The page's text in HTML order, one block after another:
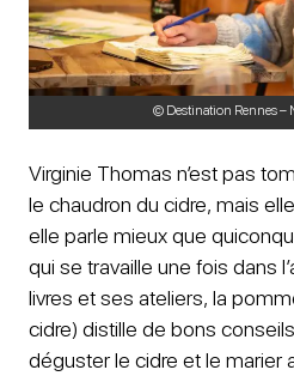
© Destination Rennes –
Virginie Thomas n’est pas
le chaudron du cidre, mais
elle parle mieux que
qui se travaille une fois dans
livres et ses ateliers, la
cidre) distille de bons
déguster le cidre et le marier